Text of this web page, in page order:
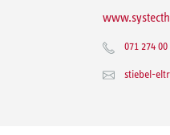
071 274 00
stiebel-